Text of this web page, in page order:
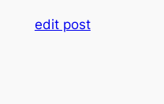
edit post